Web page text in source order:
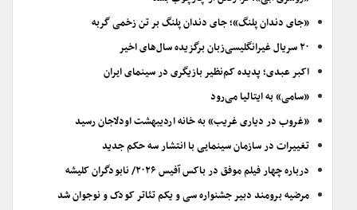
«جای دندان پلنگ»؛ جای دندان پلنگ بر تن زخمی گربه
۲۰ سریال غیرانگلیسی‌زبان برگزیده سال‌های اخیر
اکبر عبدی؛ پدیده کم‌نظیر بازیگری در سینمای ایران
«سامی» به ایتالیا می‌رود
«غروب در دیاری غریب» به خانه اردیبهشت اودلاجان رسید
تغییرات در سازمان سینمایی با انتشار سه حکم جدید
درباره چهار فیلم موفق در باکس آفیس ۲۰۲۶/ نابودگران کلیشه
مرضیه برومند دبیر جشنواره سی و یکم تئاتر کودک و نوجوان شد